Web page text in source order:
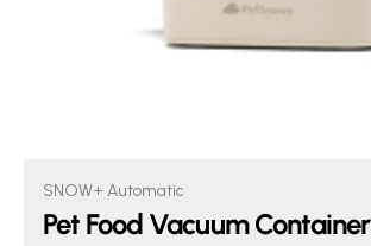
SNOW+ Automatic
Pet Food Vacuum Container